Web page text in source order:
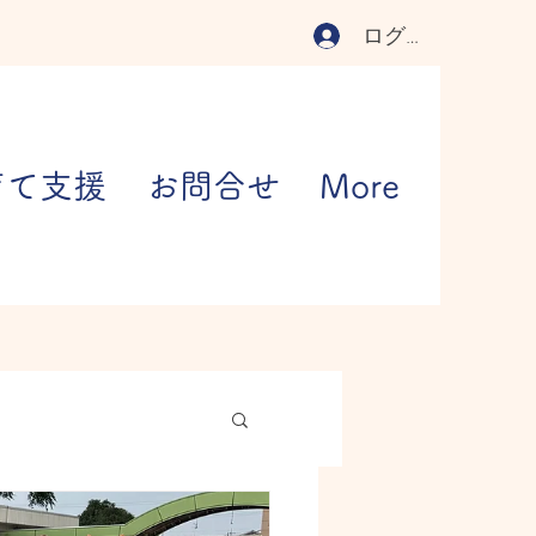
ログイン
支援 お問合せ More